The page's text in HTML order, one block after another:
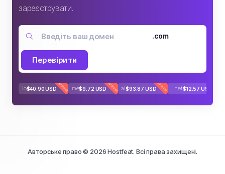
зареєструвати.
.com
Перевірити
ГАРЯЧИЙ
.io$40.90 USD ГАРЯЧИЙ
.me$9.72 USD ГАРЯЧИЙ
.ai$93.87 USD .net$12.57 USD
Авторське право © 2026 Hostfeat. Всі права захищені.